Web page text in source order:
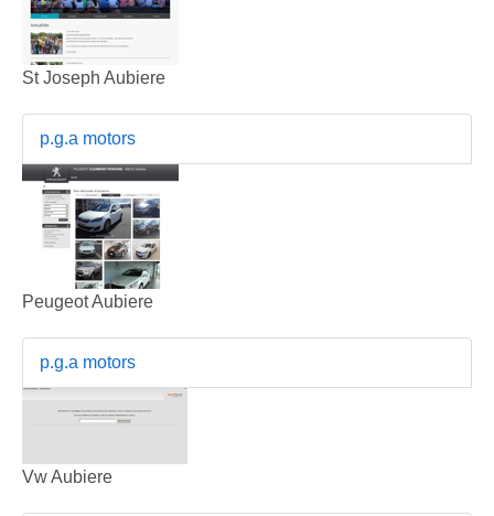
St Joseph Aubiere
p.g.a motors
Peugeot Aubiere
p.g.a motors
Vw Aubiere